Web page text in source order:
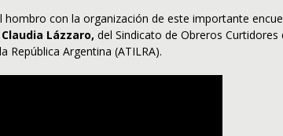
con la organización de este importante
Claudia Lázzaro, del Sindicato de Obreros Curtidores
República Argentina (ATILRA).